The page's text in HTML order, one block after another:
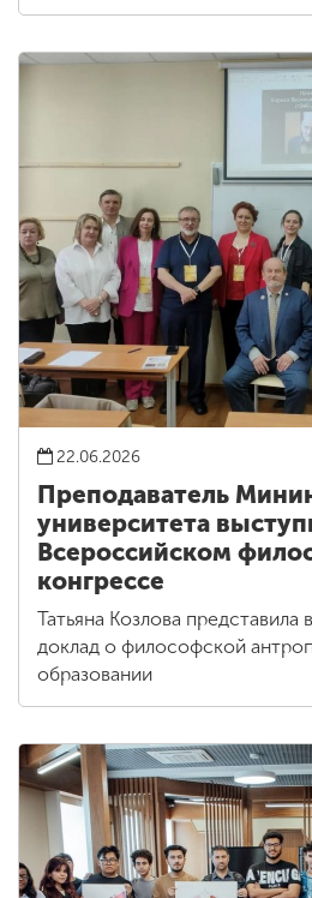
22.06.2026
Преподаватель
университета
Всероссийском
конгрессе
Татьяна Козлова представила
доклад о философской
образовании